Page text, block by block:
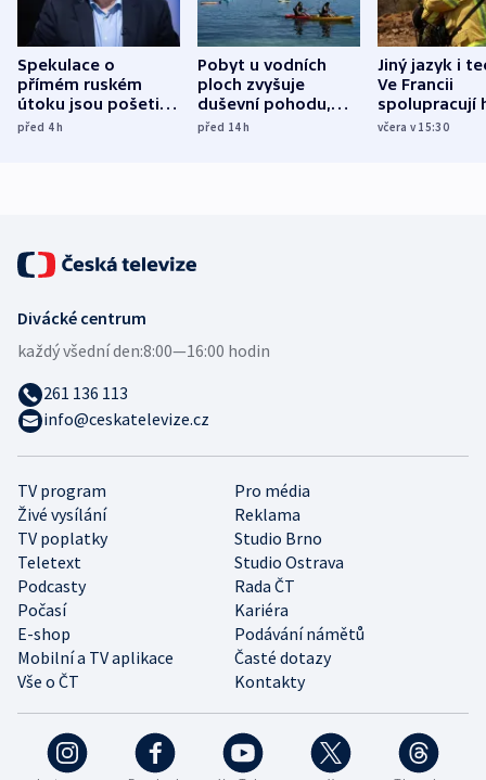
Spekulace o
přímém ruském
útoku jsou pošetilé,
míní estonský
před 4h
Pobyt u vodních
ploch zvyšuje
duševní pohodu,
ukázala
před 14h
Jiný jazyk i
Ve Francii
spolupracují
různých zemí
včera v 15:30
TV program
Pro média
Živé vysílání
Reklama
TV poplatky
Studio Brno
Teletext
Studio Ostrava
Podcasty
Rada ČT
Počasí
Kariéra
E-shop
Podávání námětů
Mobilní a TV aplikace
Časté dotazy
Vše o ČT
Kontakty
Divácké centrum
každý všední den:8:00—16:00 hodin
261 136 113
info@ceskatelevize.cz